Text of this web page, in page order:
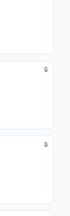
🔒
🔒